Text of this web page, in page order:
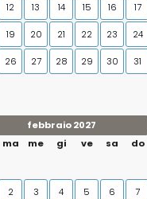
12 13 14 15 16 17
19 20 21 22 23 24
26 27 28 29 30 31
febbraio 2027
ma me gi ve sa do
2 3 4 5 6 7